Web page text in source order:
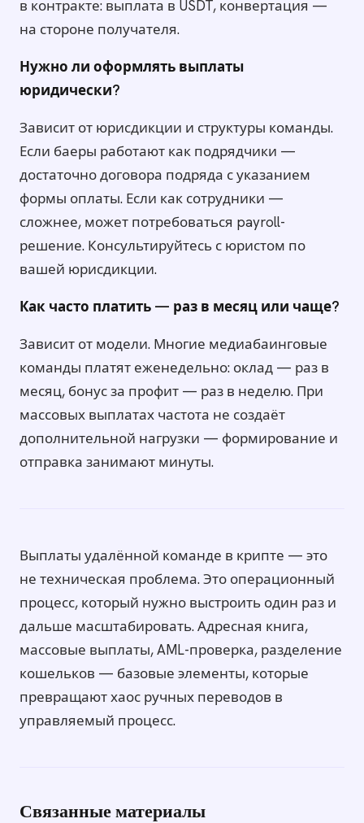
в контракте: выплата в USDT, конвертация —
на стороне получателя.
Нужно ли оформлять выплаты
юридически?
Зависит от юрисдикции и структуры команды.
Если баеры работают как подрядчики —
достаточно договора подряда с указанием
формы оплаты. Если как сотрудники —
сложнее, может потребоваться payroll-
решение. Консультируйтесь с юристом по
вашей юрисдикции.
Как часто платить — раз в месяц или чаще?
Зависит от модели. Многие медиабаинговые
команды платят еженедельно: оклад — раз в
месяц, бонус за профит — раз в неделю. При
массовых выплатах частота не создаёт
дополнительной нагрузки — формирование и
отправка занимают минуты.
Выплаты удалённой команде в крипте — это
не техническая проблема. Это операционный
процесс, который нужно выстроить один раз и
дальше масштабировать. Адресная книга,
массовые выплаты, AML-проверка, разделение
кошельков — базовые элементы, которые
превращают хаос ручных переводов в
управляемый процесс.
Связанные материалы